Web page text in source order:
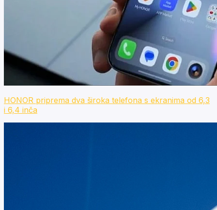
HONOR priprema dva široka telefona s ekranima od 6,3
i 6,4 inča